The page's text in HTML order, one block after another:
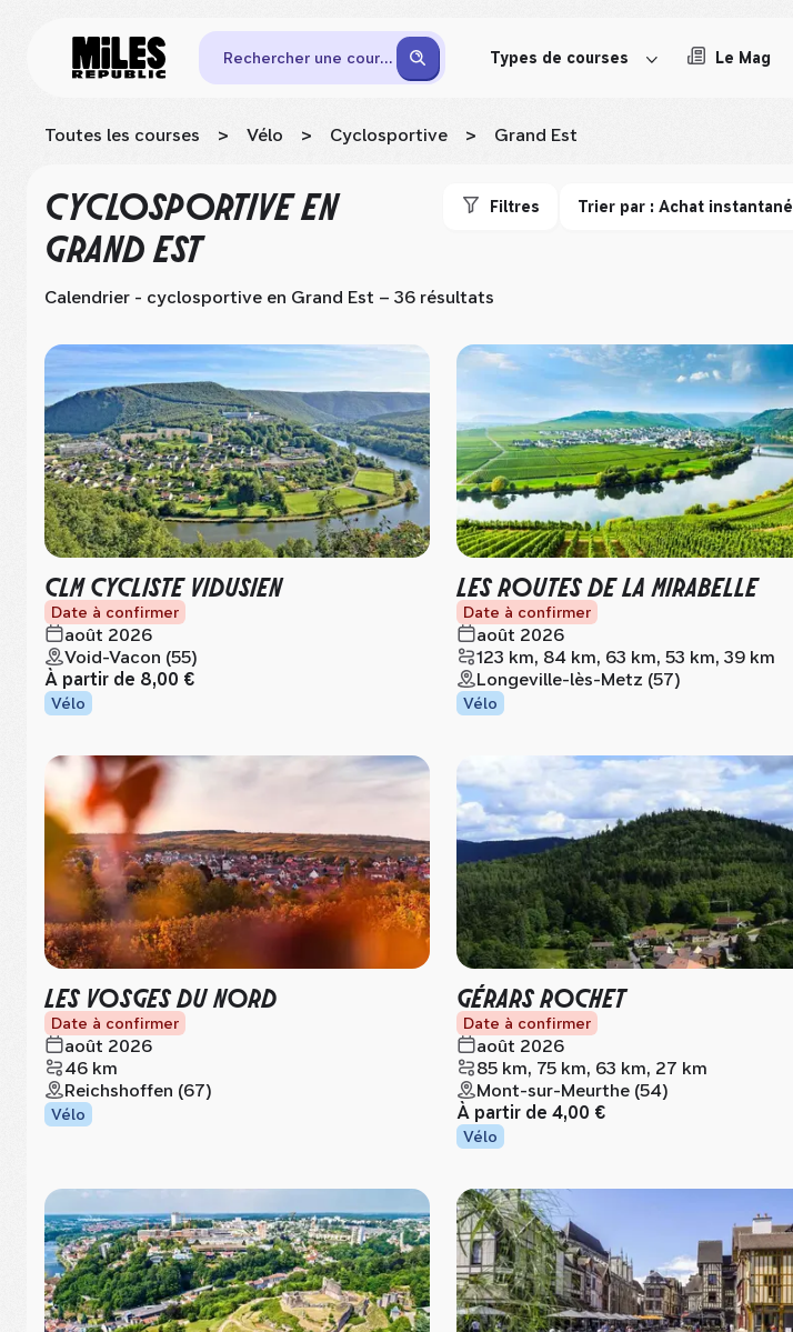
Rechercher une course Types de courses Le Mag
Toutes les courses > Vélo > Cyclosportive > Grand Est
CYCLOSPORTIVEEN
GRAND EST
Filtres Trier par : Achat instantané
Calendrier - cyclosportive en Grand Est – 36 résultats
CLM CYCLISTE VIDUSIEN
Date à confirmer
août 2026
Void-Vacon (55)
À partir de 8,00 €
Vélo
LES ROUTES DE LA MIRABELLE
Date à confirmer
août 2026
123 km, 84 km, 63 km, 53 km, 39 km
Longeville-lès-Metz (57)
Vélo
LES VOSGES DU NORD
Date à confirmer
août 2026
46 km
Reichshoffen (67)
Vélo
GÉRARS ROCHET
Date à confirmer
août 2026
85 km, 75 km, 63 km, 27 km
Mont-sur-Meurthe (54)
À partir de 4,00 €
Vélo